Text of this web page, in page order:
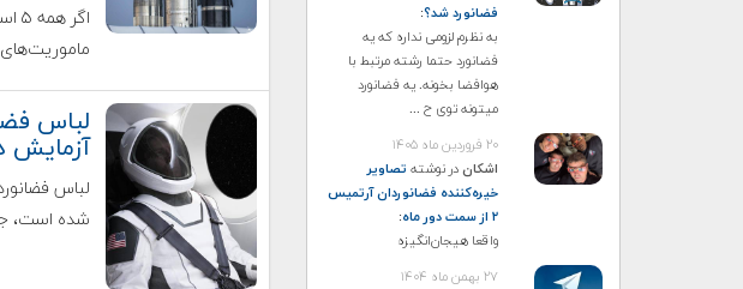
فضانورد شد؟:
به نظرم لزومی نداره که یه
فضانورد حتما رشته مرتبط با
هوافضا بخونه. یه فضانورد
میتونه توی ح ...
۲۰ فروردین ماه ۱۴۰۵
اشکاندر نوشته تصاویر
خیره‌کننده فضانوردان آرتمیس
۲ از سمت دور ماه
:
واقعا هیجان‌انگیزه
۲۷ بهمن ماه ۱۴۰۴
آزمایش
شده است،